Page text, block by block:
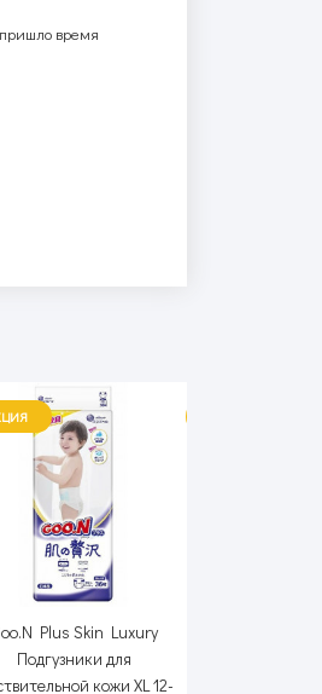
время
Plus Skin Luxury
Подгузники для
кожи XL 12-